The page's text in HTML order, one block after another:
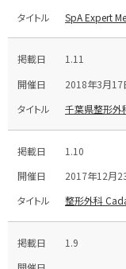
SpA Expert
1.11
2018年3月17
千葉県整形外
1.10
2017年12月
整形外科
1.9